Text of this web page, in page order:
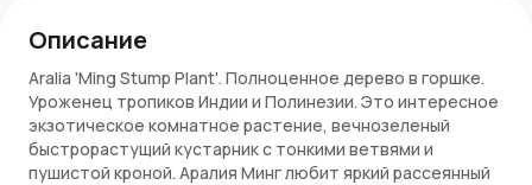
Описание
Aralia 'Ming Stump Plant'. Полноценное дерево в горшке.
Уроженец тропиков Индии и Полинезии. Это интересное
экзотическое комнатное растение, вечнозеленый
быстрорастущий кустарник с тонкими ветвями и
пушистой кроной. Аралия Минг любит яркий рассеянный